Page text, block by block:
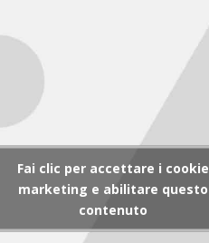
Fai clic per accettare i cookie
marketing e abilitare questo
contenuto